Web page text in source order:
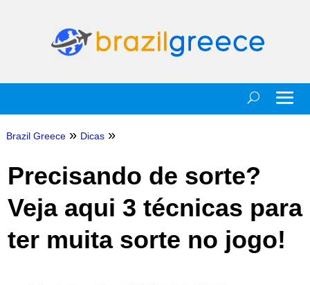
Brazil Greece » Dicas »
Precisando de sorte?
Veja aqui 3 técnicas para
ter muita sorte no jogo!